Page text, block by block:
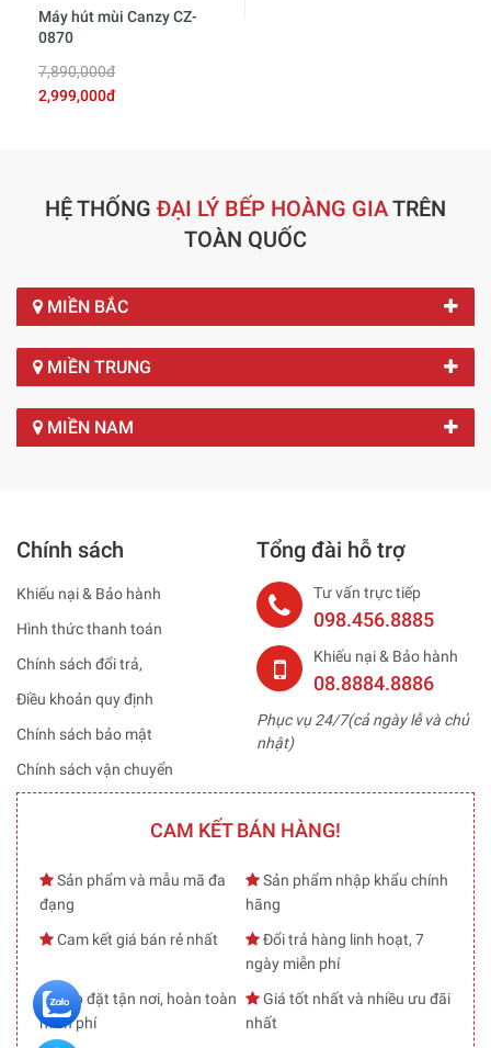
Máy hút mùi Canzy CZ-
0870
7,890,000đ
2,999,000đ
HỆ THỐNG ĐẠI LÝ BẾP HOÀNG GIATRÊN
TOÀN QUỐC
MIỀN BẮC
MIỀN TRUNG
MIỀN NAM
Chính sách
Khiếu nại & Bảo hành
Hình thức thanh toán
Chính sách đổi trả,
Điều khoản quy định
Chính sách bảo mật
Chính sách vận chuyển
Tổng đài hỗ trợ
Tư vấn trực tiếp
098.456.8885
Khiếu nại & Bảo hành
08.8884.8886
Phục vụ 24/7(cả ngày lễ và chủ
nhật)
CAM KẾT BÁN HÀNG!
Sản phẩm và mẫu mã đa
đạng
Sản phẩm nhập khẩu chính
hãng
Cam kết giá bán rẻ nhất
Đổi trả hàng linh hoạt, 7
ngày miễn phí
Lắp đặt tận nơi, hoàn toàn
miễn phí
Giá tốt nhất và nhiều ưu đãi
nhất